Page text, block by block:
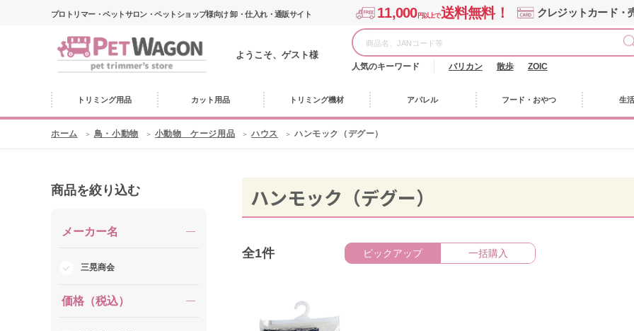
プロトリマー・ペットサロン・ペットショップ様向け 卸・仕入れ・通販サイト 11,000円以上で送料無料！ クレジットカード・
ようこそ、ゲスト様
人気のキーワード バリカン 散歩 ZOIC
トリミング用品 カット用品 トリミング機材 アパレル フード・おやつ 生
ホーム 鳥・小動物 小動物 ケージ用品 ハウス ハンモック（デグー）
商品を絞り込む
メーカー名
三晃商会
価格（税込）
ハンモック（デグー）
全1件 ピックアップ 一括購入